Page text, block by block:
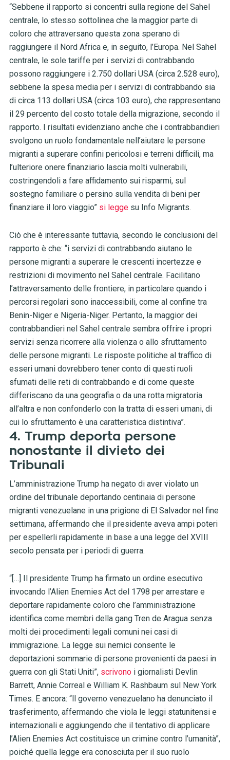
“Sebbene il rapporto si concentri sulla regione del Sahel
centrale, lo stesso sottolinea che la maggior parte di
coloro che attraversano questa zona sperano di
raggiungere il Nord Africa e, in seguito, l’Europa. Nel Sahel
centrale, le sole tariffe per i servizi di contrabbando
possono raggiungere i 2.750 dollari USA (circa 2.528 euro),
sebbene la spesa media per i servizi di contrabbando sia
di circa 113 dollari USA (circa 103 euro), che rappresentano
il 29 percento del costo totale della migrazione, secondo il
rapporto. I risultati evidenziano anche che i contrabbandieri
svolgono un ruolo fondamentale nell’aiutare le persone
migranti a superare confini pericolosi e terreni difficili, ma
l’ulteriore onere finanziario lascia molti vulnerabili,
costringendoli a fare affidamento sui risparmi, sul
sostegno familiare o persino sulla vendita di beni per
finanziare il loro viaggio” si leggesu Info Migrants.
Ciò che è interessante tuttavia, secondo le conclusioni del
rapporto è che: “i servizi di contrabbando aiutano le
persone migranti a superare le crescenti incertezze e
restrizioni di movimento nel Sahel centrale. Facilitano
l’attraversamento delle frontiere, in particolare quando i
percorsi regolari sono inaccessibili, come al confine tra
Benin-Niger e Nigeria-Niger. Pertanto, la maggior dei
contrabbandieri nel Sahel centrale sembra offrire i propri
servizi senza ricorrere alla violenza o allo sfruttamento
delle persone migranti. Le risposte politiche al traffico di
esseri umani dovrebbero tener conto di questi ruoli
sfumati delle reti di contrabbando e di come queste
differiscano da una geografia o da una rotta migratoria
all’altra e non confonderlo con la tratta di esseri umani, di
cui lo sfruttamento è una caratteristica distintiva”.
4. Trump deporta persone
nonostante il divieto dei
Tribunali
L’amministrazione Trump ha negato di aver violato un
ordine del tribunale deportando centinaia di persone
migranti venezuelane in una prigione di El Salvador nel fine
settimana, affermando che il presidente aveva ampi poteri
per espellerli rapidamente in base a una legge del XVIII
secolo pensata per i periodi di guerra.
“[…] Il presidente Trump ha firmato un ordine esecutivo
invocando l’Alien Enemies Act del 1798 per arrestare e
deportare rapidamente coloro che l’amministrazione
identifica come membri della gang Tren de Aragua senza
molti dei procedimenti legali comuni nei casi di
immigrazione. La legge sui nemici consente le
deportazioni sommarie di persone provenienti da paesi in
guerra con gli Stati Uniti”, scrivonoi giornalisti Devlin
Barrett, Annie Correal e William K. Rashbaum sul New York
Times. E ancora: “ll governo venezuelano ha denunciato il
trasferimento, affermando che viola le leggi statunitensi e
internazionali e aggiungendo che il tentativo di applicare
l’Alien Enemies Act costituisce un crimine contro l’umanità”,
poiché quella legge era conosciuta per il suo ruolo